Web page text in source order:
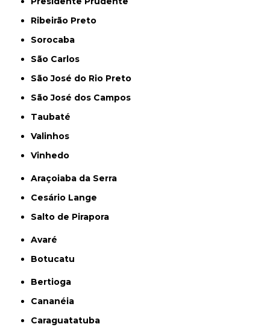
Ribeirão Preto
Sorocaba
São Carlos
São José do Rio Preto
São José dos Campos
Taubaté
Valinhos
Vinhedo
Araçoiaba da Serra
Cesário Lange
Salto de Pirapora
Avaré
Botucatu
Bertioga
Cananéia
Caraguatatuba